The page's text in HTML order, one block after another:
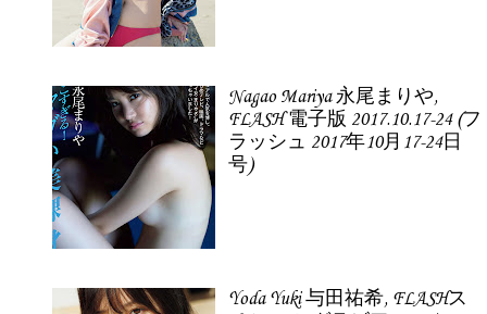
Nagao Mariya 永尾まりや,
FLASH 電子版 2017.10.17-24 (フ
ラッシュ 2017年10月17-24日
号)
Yoda Yuki 与田祐希, FLASHス